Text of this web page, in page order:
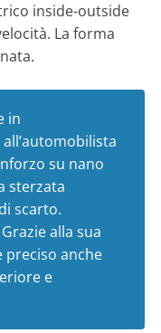
inside-outside
La forma
in
su nano
sterzata
scarto.
alla sua
preciso anche
e